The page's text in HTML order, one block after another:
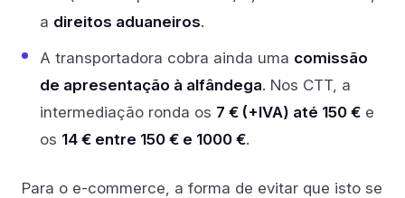
a direitos aduaneiros.
A transportadora cobra ainda uma comissão
de apresentação à alfândega. Nos CTT, a
intermediação ronda os 7 € (+IVA) até 150 € e
os 14 € entre 150 € e 1000 €.
Para o e-commerce, a forma de evitar que isto se